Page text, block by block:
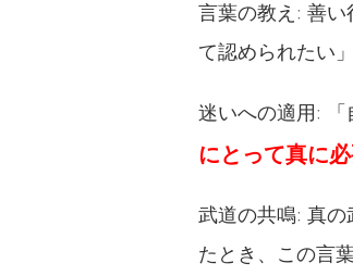
言葉の教え: 善
て認められたい
迷いへの適用: 「
にとって真に必
武道の共鳴: 真
たとき、この言